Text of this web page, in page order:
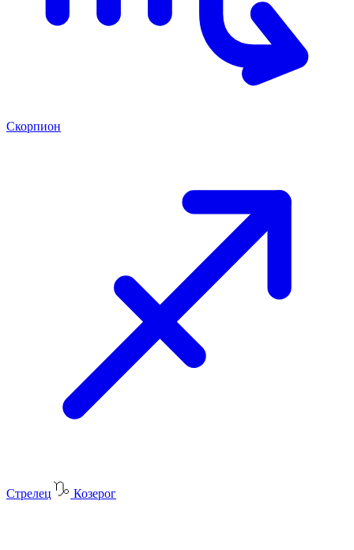
Скорпион
Стрелец Козерог